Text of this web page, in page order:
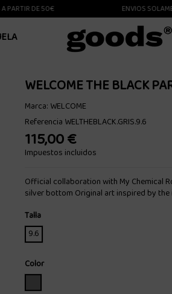
DE 50€ ENVIOS
WELCOME THE BLACK
Marca: WELCOME
Referencia WELTHEBLACK.GRIS.9.6
115,00 €
Impuestos incluidos
Official collaboration with My Chemical
silver bottom Original art inspired by the
Talla
9.6
Color